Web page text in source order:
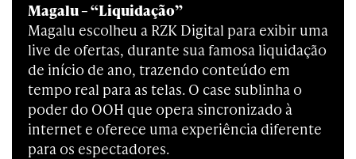
Magalu – “Liquidação”
Magalu escolheu a RZK Digital para exibir uma
live de ofertas, durante sua famosa liquidação
de início de ano, trazendo conteúdo em
tempo real para as telas. O case sublinha o
poder do OOH que opera sincronizado à
internet e oferece uma experiência diferente
para os espectadores.